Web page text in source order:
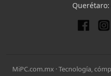
Querétaro:
MiPC.com.mx · Tecnología,